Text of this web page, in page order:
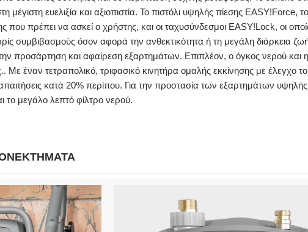
μέγιστη ευελιξία και αξιοπιστία. Το πιστόλι υψηλής πίεσης
που πρέπει να ασκεί ο χρήστης, και οι ταχυσύνδεσμοι EASY!Lock, οι
συμβιβασμούς όσον αφορά την ανθεκτικότητα ή τη μεγάλη διάρκεια
προσάρτηση και αφαίρεση εξαρτημάτων. Επιπλέον, ο όγκος νερού και
Με έναν τετραπολικό, τριφασικό κινητήρα ομαλής εκκίνησης με έλεγχο
κατά 20% περίπου. Για την προστασία των εξαρτημάτων
το μεγάλο λεπτό φίλτρο νερού.